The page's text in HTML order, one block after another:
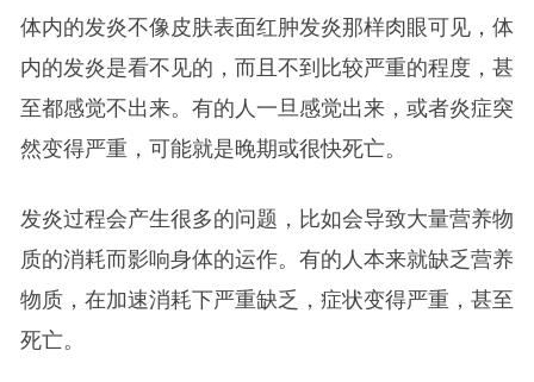
体内的发炎不像皮肤表面红肿发炎那样肉眼可见，体
内的发炎是看不见的，而且不到比较严重的程度，甚
至都感觉不出来。有的人一旦感觉出来，或者炎症突
然变得严重，可能就是晚期或很快死亡。
发炎过程会产生很多的问题，比如会导致大量营养物
质的消耗而影响身体的运作。有的人本来就缺乏营养
物质，在加速消耗下严重缺乏，症状变得严重，甚至
死亡。